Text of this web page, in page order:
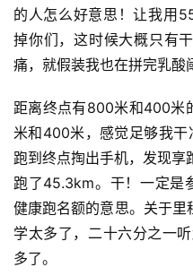
的人怎么好意思！让我用
掉你们，这时候大概只有
痛，就假装我也在拼完乳酸
距离终点有800米和400米
米和400米，感觉足够我干
跑到终点掏出手机，发现
跑了45.3km。干！一定是
健康跑名额的意思。关于
学太多了，二十六分之一
多了。